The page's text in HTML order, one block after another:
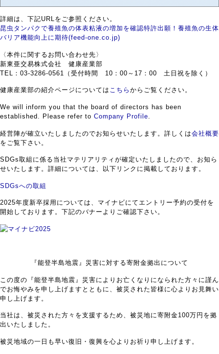
詳細は、下記URLをご参照ください。
昆虫タンパクで養殖魚の体表粘液の増加を確認特許出願！養殖魚の生体
バリア機能向上に期待(feed-one.co.jp)
〈本件に関するお問い合わせ先〉
新東亜交易株式会社 健康産業部
TEL：03-3286-0561（受付時間 10：00～17：00 土日祝を除く）
健康産業部の紹介ページについては こちら からご覧ください。
We will inform you that the board of directors has been
established. Please refer to Company Profile.
経営陣が確立いたしましたのでお知らせいたします。詳しくは会社概要
をご覧下さい。
SDGs取組に係る当社マテリアリティが確定いたしましたので、お知ら
せいたします。詳細については、以下リンクに掲載しております。
SDGsへの取組
2025年度新卒採用については、マイナビにてエントリー予約の受付を
開始しております。下記のバナーよりご確認下さい。
『能登半島地震』災害に対する寄附金拠出について
この度の『能登半島地震』災害によりお亡くなりになられた方々に謹ん
でお悔やみを申し上げますとともに、被災された皆様に心よりお見舞い
申し上げます。
当社は、被災された方々を支援するため、被災地に寄附金100万円を拠
出いたしました。
被災地域の一日も早い復旧・復興を心よりお祈り申し上げます。